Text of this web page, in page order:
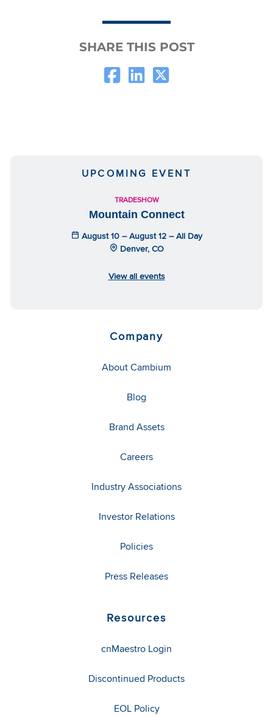
SHARE THIS POST
UPCOMING EVENT
TRADESHOW
Mountain Connect
August 10 – August 12 – All Day
Denver, CO
View all events
Company
About Cambium
Blog
Brand Assets
Careers
Industry Associations
Investor Relations
Policies
Press Releases
Resources
cnMaestro Login
Discontinued Products
EOL Policy